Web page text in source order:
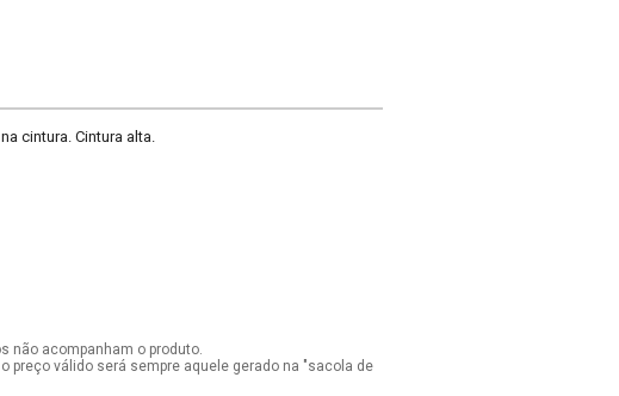
cintura. Cintura alta.
não acompanham o produto.
preço válido será sempre aquele gerado na "sacola de